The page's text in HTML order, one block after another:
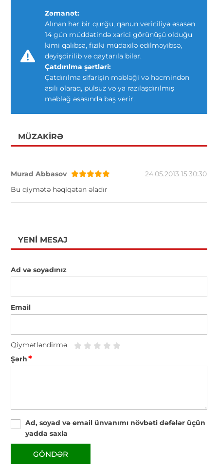
Zəmanət:
Alınan hər bir qurğu, qanun vericiliyə əsasən
14 gün müddətində xarici görünüşü olduğu
kimi qalıbsa, fiziki müdaxilə edilməyibsə,
dəyişdirilib və qaytarıla bilər.
Çatdırılma şərtləri:
Çatdırılma sifarişin məbləği və həcmindən
asılı olaraq, pulsuz və ya razılaşdırılmış
məbləğ əsasında baş verir.
MÜZAKIRƏ
Murad Abbasov
24.05.2013 15:30:30
Bu qiymətə həqiqətən əladır
YENI MESAJ
Ad və soyadınız
Email
Qiymətləndirmə
Şərh*
Ad, soyad və email ünvanımı növbəti dəfələr üçün
yadda saxla
GÖNDƏR